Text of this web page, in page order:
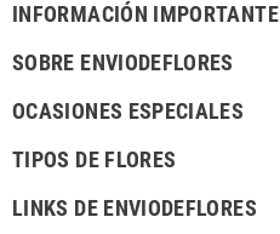
INFORMACIÓN IMPORTANTE
SOBRE ENVIODEFLORES
OCASIONES ESPECIALES
TIPOS DE FLORES
LINKS DE ENVIODEFLORES